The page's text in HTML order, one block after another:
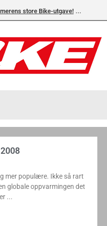
store Bike-utgave!
mer populære. Ikke så rart
globale oppvarmingen det